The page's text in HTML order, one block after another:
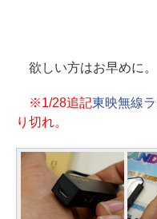
欲しい方はお早めに。
※1/28追記東映無線
り切れ。